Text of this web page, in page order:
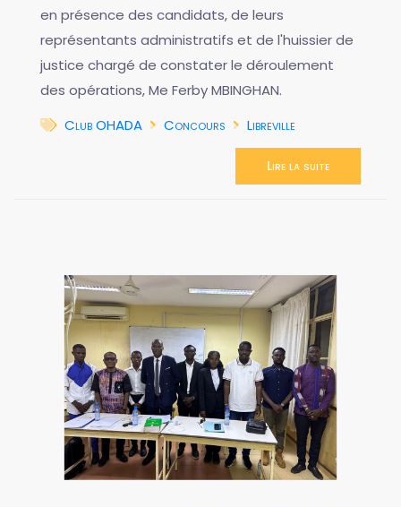
en présence des candidats, de leurs
représentants administratifs et de l'huissier de
justice chargé de constater le déroulement
des opérations, Me Ferby MBINGHAN.
Club OHADA
Concours Libreville
Lire la suite